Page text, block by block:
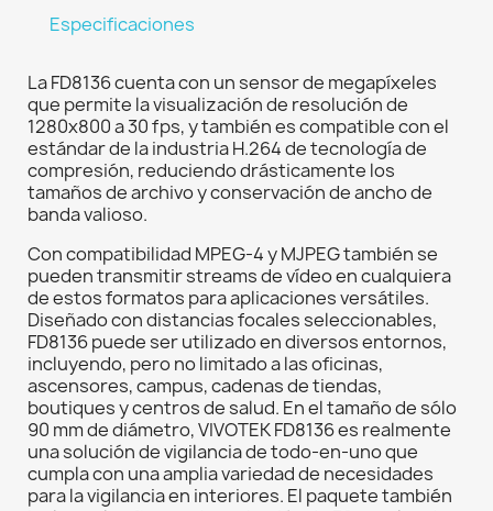
Especificaciones
La FD8136 cuenta con un sensor de megapíxeles
que permite la visualización de resolución de
1280x800 a 30 fps, y también es compatible con el
estándar de la industria H.264 de tecnología de
compresión, reduciendo drásticamente los
tamaños de archivo y conservación de ancho de
banda valioso.
Con compatibilidad MPEG-4 y MJPEG también se
pueden transmitir streams de vídeo en cualquiera
de estos formatos para aplicaciones versátiles.
Diseñado con distancias focales seleccionables,
FD8136 puede ser utilizado en diversos entornos,
incluyendo, pero no limitado a las oficinas,
ascensores, campus, cadenas de tiendas,
boutiques y centros de salud. En el tamaño de sólo
90 mm de diámetro, VIVOTEK FD8136 es realmente
una solución de vigilancia de todo-en-uno que
cumpla con una amplia variedad de necesidades
para la vigilancia en interiores. El paquete también